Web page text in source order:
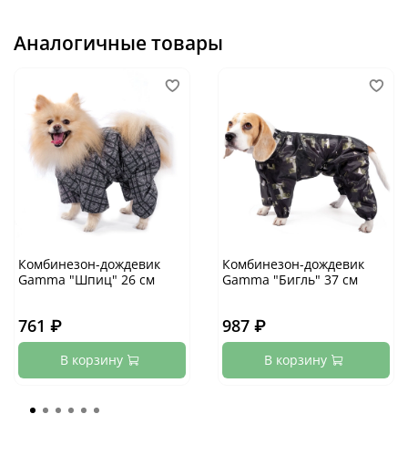
Аналогичные товары
Комбинезон-дождевик
Gamma "Шпиц" 26 см
761 ₽
В корзину
Комбинезон-дождевик
Gamma "Бигль" 37 см
987 ₽
В корзину